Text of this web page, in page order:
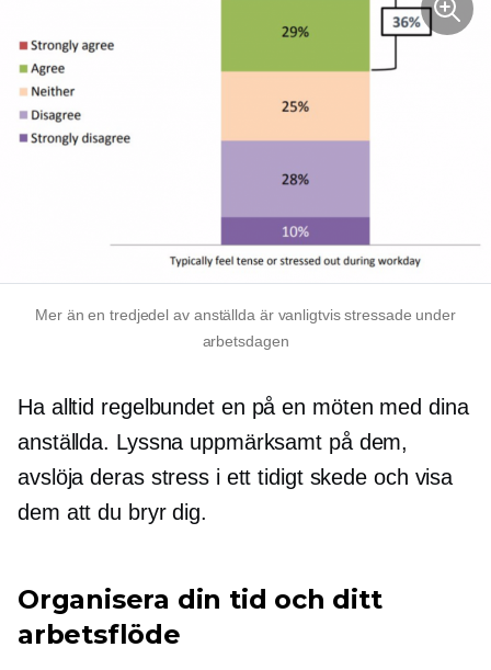
Mer änen tredjedel av anställda är vanligtvis stressade under
arbetsdagen
Ha alltid regelbundet en på en möten med dina
anställda. Lyssna uppmärksamt på dem,
avslöja deras stress i ett tidigt skede och visa
dem att du bryr dig.
Organisera din tid och ditt
arbetsflöde